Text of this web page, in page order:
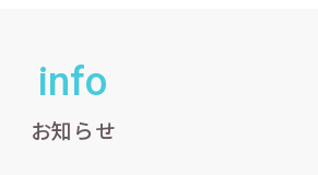
info
お知らせ